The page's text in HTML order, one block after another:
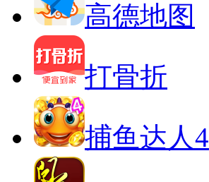
高德地图
打骨折
捕鱼达人4